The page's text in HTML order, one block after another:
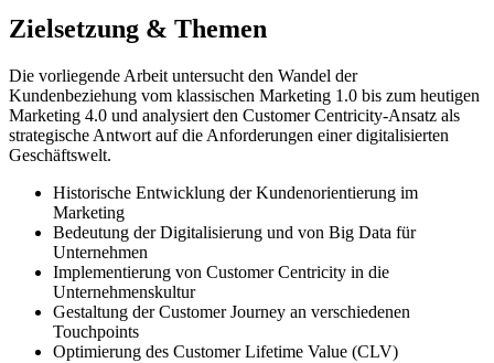
Zielsetzung & Themen
Die vorliegende Arbeit untersucht den Wandel der
Kundenbeziehung vom klassischen Marketing 1.0 bis zum heutigen
Marketing 4.0 und analysiert den Customer Centricity-Ansatz als
strategische Antwort auf die Anforderungen einer digitalisierten
Geschäftswelt.
Historische Entwicklung der Kundenorientierung im
Marketing
Bedeutung der Digitalisierung und von Big Data für
Unternehmen
Implementierung von Customer Centricity in die
Unternehmenskultur
Gestaltung der Customer Journey an verschiedenen
Touchpoints
Optimierung des Customer Lifetime Value (CLV)